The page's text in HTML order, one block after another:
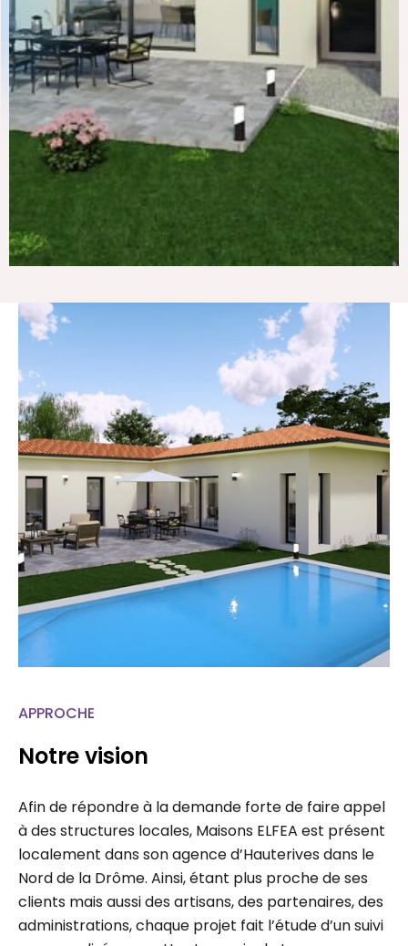
APPROCHE
Notre vision
à des structures locales, Maisons ELFEA est présent
localement dans son agence d’Hauterives dans le
Nord de la Drôme. Ainsi, étant plus proche de ses
clients mais aussi des artisans, des partenaires, des
administrations, chaque projet fait l’étude d’un suivi
personnalisé permettant un gain de temps…